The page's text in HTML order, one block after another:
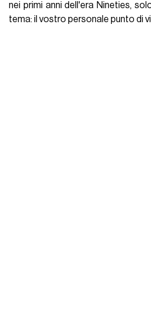
nei primi anni dell'era Nineties,
tema: il vostro personale punto di